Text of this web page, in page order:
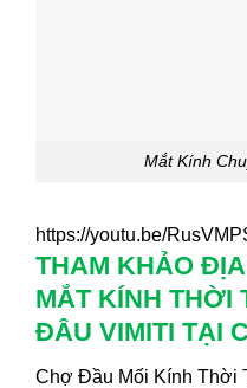
Mắt Kính
https://youtu.be/
THAM KHẢO
MẮT KÍNH THỜI
ĐÂU VIMITI TẠI
Chợ Đầu Mối Kính Thời